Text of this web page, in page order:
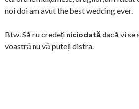
noi doi am avut the best wedding ever.
Btw. Să nu credeți niciodatădacă vi se
voastră nu vă puteți distra.